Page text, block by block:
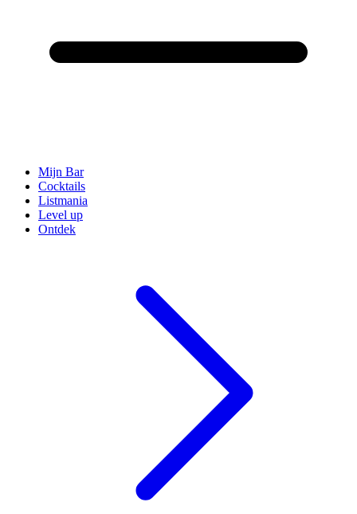
Mijn Bar
Cocktails
Listmania
Level up
Ontdek